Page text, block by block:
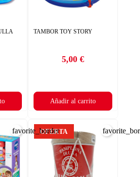
TAMBOR TOY STORY
Precio
5,00 €
Añadir al carrito
favorite_border
OFERTA